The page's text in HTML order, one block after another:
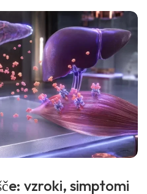
vzroki, simptomi